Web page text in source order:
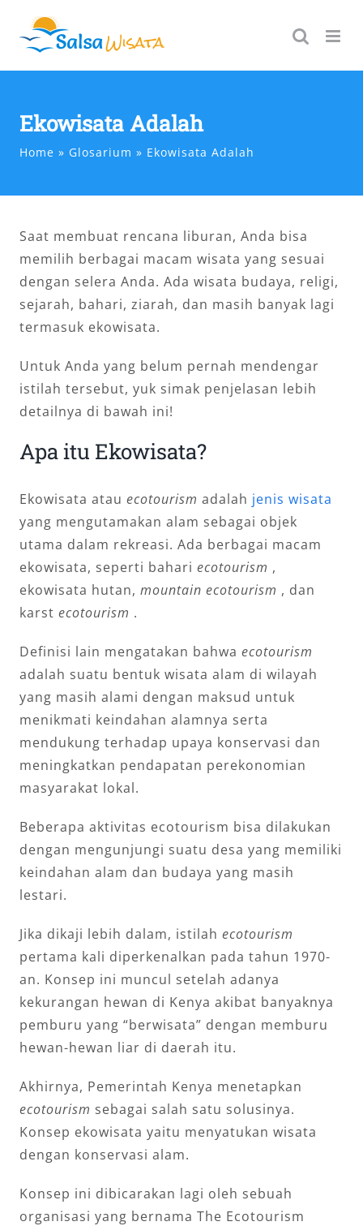
content
Ekowisata Adalah
Home Glosarium Ekowisata Adalah
Saat membuat rencana liburan, Anda bisa
memilih berbagai macam wisata yang sesuai
dengan selera Anda. Ada wisata budaya, religi,
sejarah, bahari, ziarah, dan masih banyak lagi
termasuk ekowisata.
Untuk Anda yang belum pernah mendengar
istilah tersebut, yuk simak penjelasan lebih
detailnya di bawah ini!
Apa itu Ekowisata?
Ekowisata atau ecotourism adalah jenis wisata
yang mengutamakan alam sebagai objek
utama dalam rekreasi. Ada berbagai macam
ekowisata, seperti bahari ecotourism ,
ekowisata hutan, mountain ecotourism , dan
karst ecotourism .
Definisi lain mengatakan bahwa ecotourism
adalah suatu bentuk wisata alam di wilayah
yang masih alami dengan maksud untuk
menikmati keindahan alamnya serta
mendukung terhadap upaya konservasi dan
meningkatkan pendapatan perekonomian
masyarakat lokal.
Beberapa aktivitas ecotourism bisa dilakukan
dengan mengunjungi suatu desa yang memiliki
keindahan alam dan budaya yang masih
lestari.
Jika dikaji lebih dalam, istilah ecotourism
pertama kali diperkenalkan pada tahun 1970-
an. Konsep ini muncul setelah adanya
kekurangan hewan di Kenya akibat banyaknya
pemburu yang “berwisata” dengan memburu
hewan-hewan liar di daerah itu.
Akhirnya, Pemerintah Kenya menetapkan
ecotourism sebagai salah satu solusinya.
Konsep ekowisata yaitu menyatukan wisata
dengan konservasi alam.
Konsep ini dibicarakan lagi oleh sebuah
organisasi yang bernama The Ecotourism